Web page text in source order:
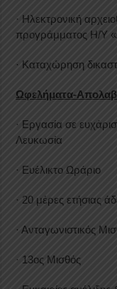
· Ηλεκτρονική
προγράμματος Η/Υ
· Καταχώρηση
Ωφελήματα-
· Εργασία σε
Λευκωσία
· Ευέλικτο Ωράριο
· 20 μέρες ετήσιας
· Ανταγωνιστικός
· 13ος Μισθός